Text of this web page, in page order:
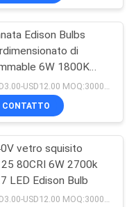
DEL
47
Edison Bulbs
di
6W 1800K
CONTATTO
vetro squisito
80CRI 6W 2700k
LED Edison Bulb
USD3.00-USD12.00 MOQ:3000pcs